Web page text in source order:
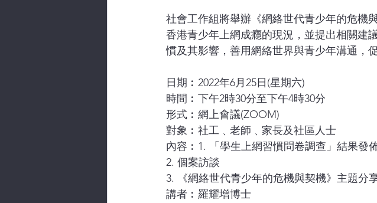
社會工作組將舉辦《網絡世代青少年的危機
香港青少年上網成癮的現況，並提出相關建
慣及其影響，善用網絡世界與青少年溝通，
日期︰2022年6月25日(星期六)
時間︰下午2時30分至下午4時30分
形式︰網上會議(ZOOM)
對象︰社工﹑老師﹑家長及社區人士
內容︰1. 「學生上網習慣問卷調查」結果發
2. 個案訪談
3. 《網絡世代青少年的危機與契機》主題分
講者︰羅耀增博士